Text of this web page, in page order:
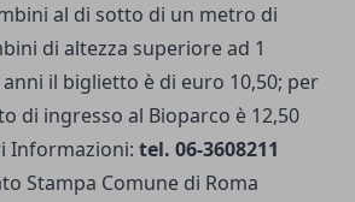
al di sotto di un metro di
di altezza superiore ad 1
il biglietto è di euro 10,50; per
di ingresso al Bioparco è 12,50
Informazioni: tel. 06-3608211
Stampa Comune di Roma